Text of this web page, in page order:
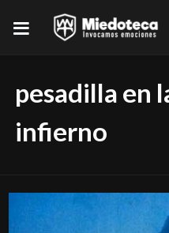
pesadilla en
infierno